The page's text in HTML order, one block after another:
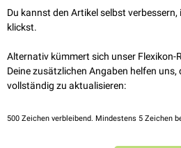
echten
Medikaments
ähneln. Dieses
Placebo-Effekt
. Auch statistische Effekte
Einaktives Placeboahmt die
Wirkstoffes nach, ohne seine
Wirkung zu haben. Es wird verwendet
Du kannst den Artikel selbst
klickst.
Alternativ kümmert sich unser Flexikon-
Deine zusätzlichen Angaben helfen uns,
vollständig zu aktualisieren:
500 Zeichen verbleibend. Mindestens 5 Zeichen